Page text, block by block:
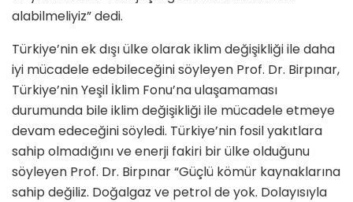
alabilmeliyiz” dedi.
Türkiye’nin ek dışı ülke olarak iklim değişikliği ile daha
iyi mücadele edebileceğini söyleyen Prof. Dr. Birpınar,
Türkiye’nin Yeşil İklim Fonu’na ulaşamaması
durumunda bile iklim değişikliği ile mücadele etmeye
devam edeceğini söyledi. Türkiye’nin fosil yakıtlara
sahip olmadığını ve enerji fakiri bir ülke olduğunu
söyleyen Prof. Dr. Birpınar “Güçlü kömür kaynaklarına
sahip değiliz. Doğalgaz ve petrol de yok. Dolayısıyla